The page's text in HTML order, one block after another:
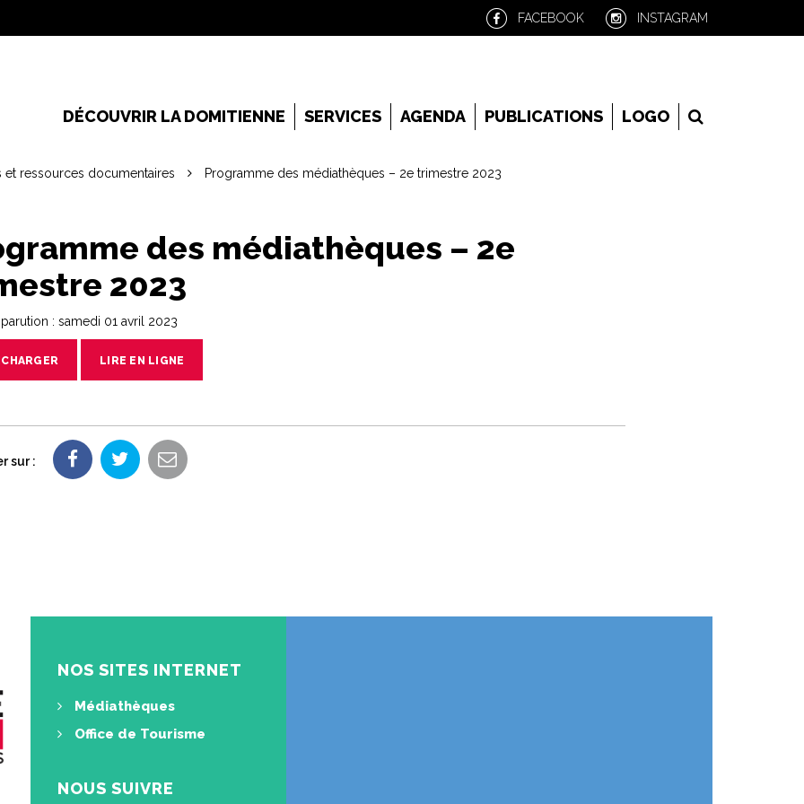
FACEBOOK INSTAGRAM
DÉCOUVRIR LA DOMITIENNE SERVICES AGENDA PUBLICATIONS LOGO
et ressources documentaires Programme des médiathèques – 2e trimestre 2023
des médiathèques – 2e
2023
: samedi 01 avril 2023
LIRE EN LIGNE
sur :
NOS SITES INTERNET
Médiathèques
Office de Tourisme
NOUS SUIVRE